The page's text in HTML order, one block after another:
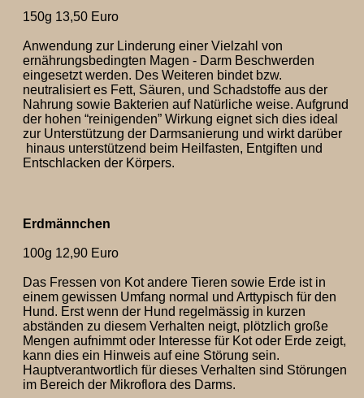
150g 13,50 Euro
Anwendung zur Linderung einer Vielzahl von
ernährungsbedingten Magen - Darm Beschwerden
eingesetzt werden. Des Weiteren bindet bzw.
neutralisiert es Fett, Säuren, und Schadstoffe aus der
Nahrung sowie Bakterien auf Natürliche weise. Aufgrund
der hohen “reinigenden” Wirkung eignet sich dies ideal
zur Unterstützung der Darmsanierung und wirkt darüber
hinaus unterstützend beim Heilfasten, Entgiften und
Entschlacken der Körpers.
Erdmännchen
100g 12,90 Euro
Das Fressen von Kot andere Tieren sowie Erde ist in
einem gewissen Umfang normal und Arttypisch für den
Hund. Erst wenn der Hund regelmässig in kurzen
abständen zu diesem Verhalten neigt, plötzlich große
Mengen aufnimmt oder Interesse für Kot oder Erde zeigt,
kann dies ein Hinweis auf eine Störung sein.
Hauptverantwortlich für dieses Verhalten sind Störungen
im Bereich der Mikroflora des Darms.